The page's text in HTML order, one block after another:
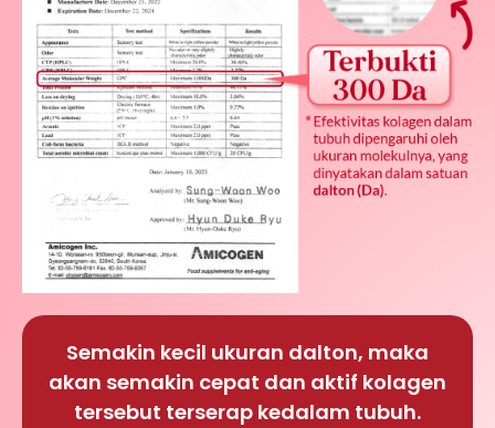
Semakin kecil ukuran dalton, maka
akan semakin cepat dan aktif kolagen
tersebut terserap kedalam tubuh.